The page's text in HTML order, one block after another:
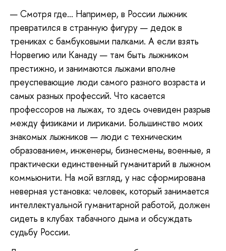
— Смотря где… Например, в России лыжник
превратился в странную фигуру — дедок в
трениках с бамбуковыми палками. А если взять
Норвегию или Канаду — там быть лыжником
престижно, и занимаются лыжами вполне
преуспевающие люди самого разного возраста и
самых разных профессий. Что касается
профессоров на лыжах, то здесь очевиден разрыв
между физиками и лириками. Большинство моих
знакомых лыжников — люди с техническим
образованием, инженеры, бизнесмены, военные, я
практически единственный гуманитарий в лыжном
коммьюнити. На мой взгляд, у нас сформирована
неверная установка: человек, который занимается
интеллектуальной гуманитарной работой, должен
сидеть в клубах табачного дыма и обсуждать
судьбу России.